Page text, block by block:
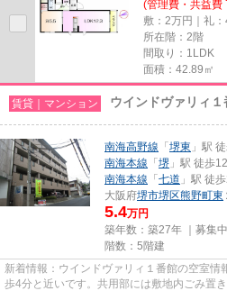
(管理費・共益費
敷：2万円｜礼：
所在階：2階
間取り：1LDK
面積：42.89㎡
賃貸｜マンション ウインドヴァリィ１
南海高野線 「 堺東 」駅
南海本線 「 堺 」駅 徒歩
南海本線 「 七道 」駅 徒
大阪府堺市堺区熊野町東
5.4万円
築年数：築27年 ｜募集中
階数：5階建
新着情報：ウインドヴァリィ１番館の空室情
歩4分と近いです。共用部には敷地内ごみ置